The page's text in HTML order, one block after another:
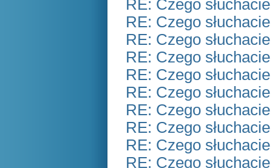
RE: Czego
RE: Czego
RE: Czego
RE: Czego
RE: Czego
RE: Czego
RE: Czego
RE: Czego
RE: Czego
RE: Czego